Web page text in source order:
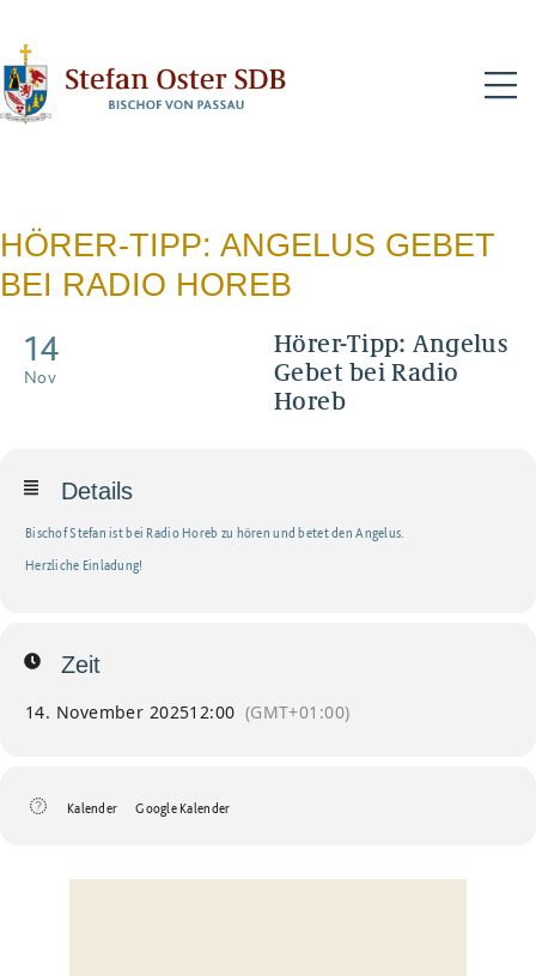
HÖRER-TIPP: ANGELUS GEBET
BEI RADIO HOREB
14
Nov
Hörer-Tipp: Angelus
Gebet bei Radio
Horeb
Details
Bischof Stefan ist bei Radio Horeb zu hören und betet den Angelus.
Herzliche Einladung!
Zeit
14. November 202512:00 (GMT+01:00)
Kalender Google Kalender